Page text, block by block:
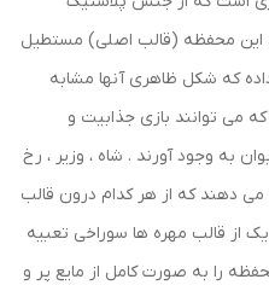
. این محفظه (قالب اصلی) مستطیل
جای داده که شکل ظاهری آنها مشابه
می توانند بازی جذابیت و
به وجود آورند . شاه ، وزیر ، رخ
دهند که از هر کدام درون قالب
از قالب مهره ها سوراخی تعبیه
را به صورت کامل از مایع پر و